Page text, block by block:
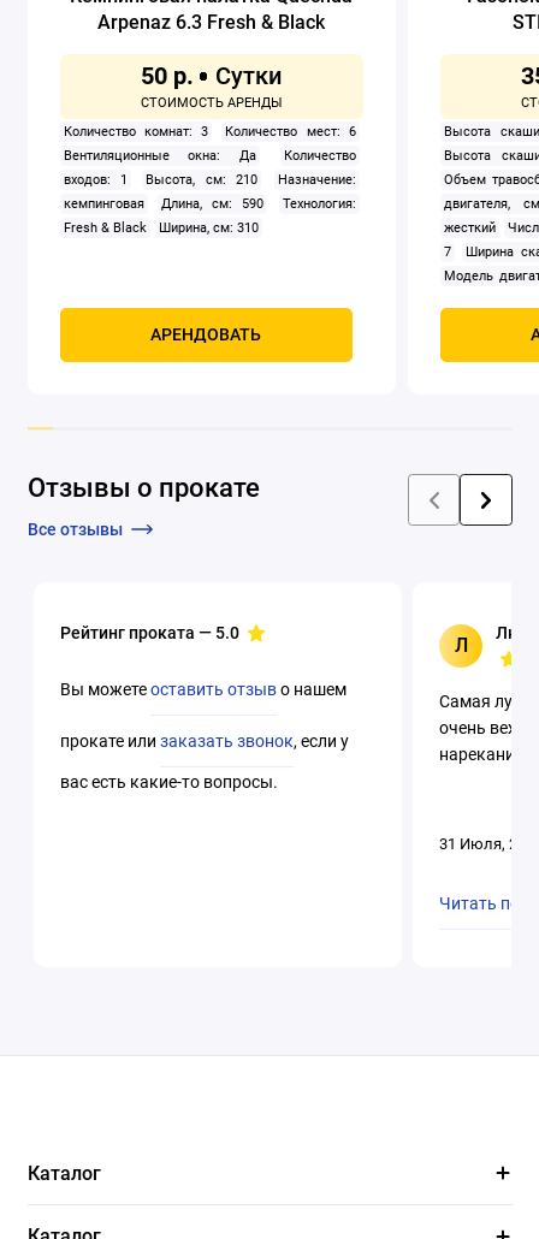
Arpenaz 6.3 Fresh & Black
50 р.
Количество комнат: 3
Количество мест: 6
Вентиляционные окна: Да
Количество
входов: 1
Высота, см: 210
Назначение:
кемпинговая
Длина, см: 590
Технология:
Fresh & Black
Ширина, см: 310
АРЕНДОВАТЬ
Высота
Высота
Объем
двигателя,
жесткий
7
Ширина
Модель
Отзывы о прокате
Все отзывы
Рейтинг проката — 5.0
Вы можетеоставить отзыво нашем
прокате илизаказать звонок, если у
вас есть какие-то вопросы.
Л
Самая
очень
нареканий.
31 Июля,
Читать
Каталог